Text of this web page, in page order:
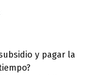
y pagar la